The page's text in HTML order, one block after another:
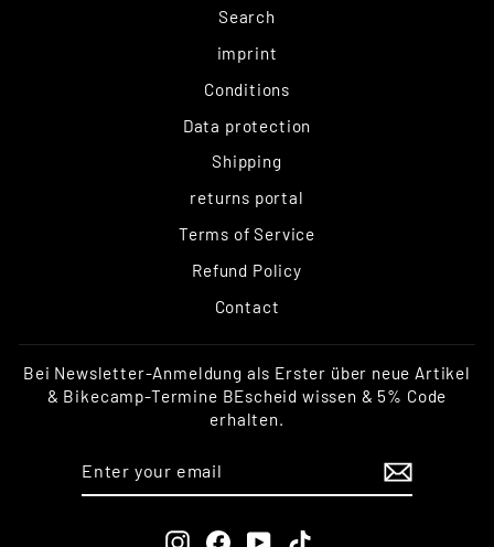
Search
imprint
Conditions
Data protection
Shipping
returns portal
Terms of Service
Refund Policy
Contact
Bei Newsletter-Anmeldung als Erster über neue Artikel
& Bikecamp-Termine BEscheid wissen & 5% Code
erhalten.
Instagram
Facebook
YouTube